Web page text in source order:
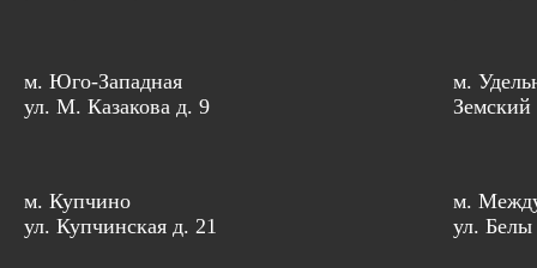
м. Юго-Западная
ул. М. Казакова д. 9
м.
Земский
м. Купчино
ул. Купчинская д. 21
м.
ул.